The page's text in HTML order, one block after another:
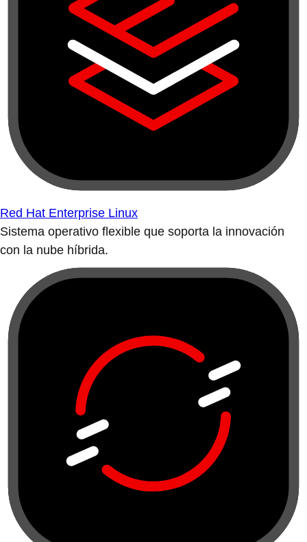
Red Hat Enterprise Linux
Sistema operativo flexible que soporta la innovación
con la nube híbrida.